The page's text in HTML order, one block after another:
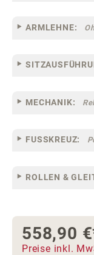
ARMLEHNE:
MECHANIK:
FUSSKREUZ:
ROLLEN &
558,90
Preise inkl.